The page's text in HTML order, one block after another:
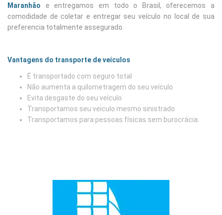
Maranhão e entregamos em todo o Brasil, oferecemos a
comodidade de coletar e entregar seu veículo no local de sua
preferencia totalmente assegurado.
Vantagens do transporte de veículos
É transportado com seguro total
Não aumenta a quilometragem do seu veículo
Evita desgaste do seu veículo
Transportamos seu veiculo mesmo sinistrado
Transportamos para pessoas físicas sem burocrácia.